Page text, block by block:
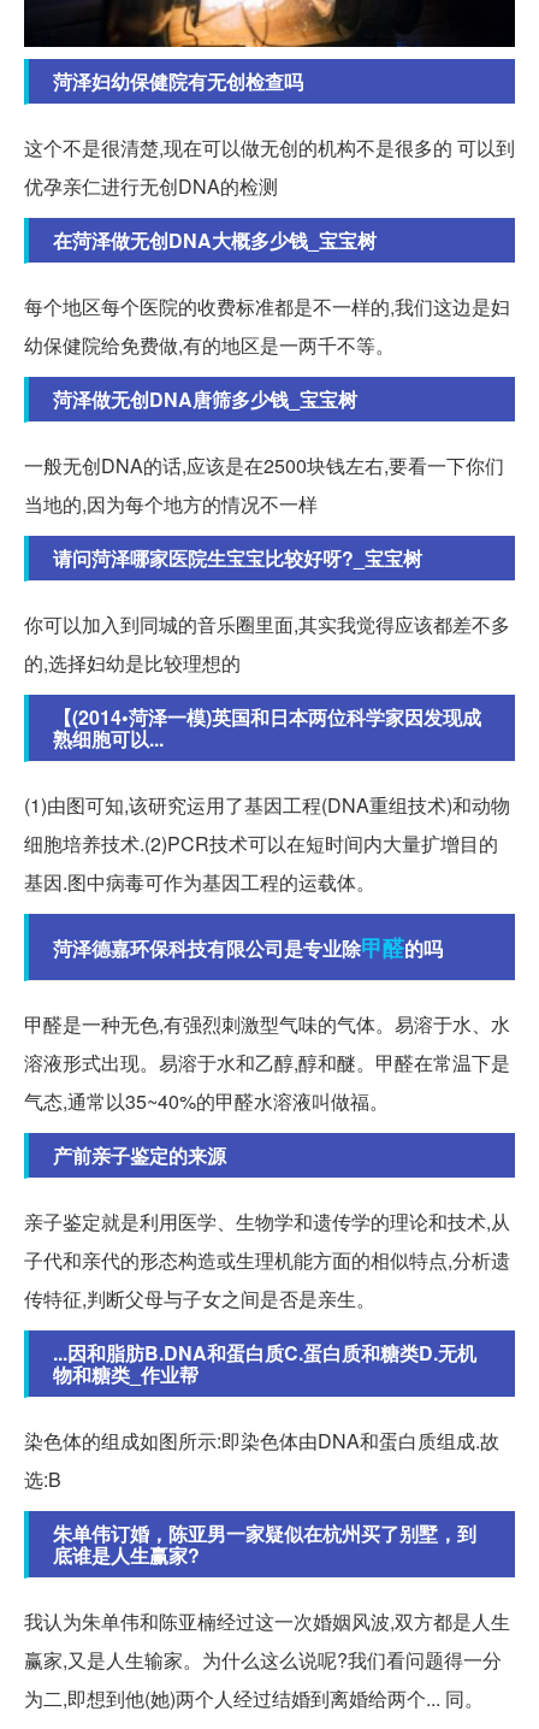
菏泽妇幼保健院有无创检查吗
这个不是很清楚,现在可以做无创的机构不是很多的 可以到
优孕亲仁进行无创DNA的检测
在菏泽做无创DNA大概多少钱_宝宝树
每个地区每个医院的收费标准都是不一样的,我们这边是妇
幼保健院给免费做,有的地区是一两千不等。
菏泽做无创DNA唐筛多少钱_宝宝树
一般无创DNA的话,应该是在2500块钱左右,要看一下你们
当地的,因为每个地方的情况不一样
请问菏泽哪家医院生宝宝比较好呀?_宝宝树
你可以加入到同城的音乐圈里面,其实我觉得应该都差不多
的,选择妇幼是比较理想的
【(2014•菏泽一模)英国和日本两位科学家因发现成
熟细胞可以...
(1)由图可知,该研究运用了基因工程(DNA重组技术)和动物
细胞培养技术.(2)PCR技术可以在短时间内大量扩增目的
基因.图中病毒可作为基因工程的运载体。
菏泽德嘉环保科技有限公司是专业除甲醛的吗
甲醛是一种无色,有强烈刺激型气味的气体。易溶于水、水
溶液形式出现。易溶于水和乙醇,醇和醚。甲醛在常温下是
气态,通常以35~40%的甲醛水溶液叫做福。
产前亲子鉴定的来源
亲子鉴定就是利用医学、生物学和遗传学的理论和技术,从
子代和亲代的形态构造或生理机能方面的相似特点,分析遗
传特征,判断父母与子女之间是否是亲生。
...因和脂肪B.DNA和蛋白质C.蛋白质和糖类D.无机
物和糖类_作业帮
染色体的组成如图所示:即染色体由DNA和蛋白质组成.故
选:B
朱单伟订婚，陈亚男一家疑似在杭州买了别墅，到
底谁是人生赢家?
我认为朱单伟和陈亚楠经过这一次婚姻风波,双方都是人生
赢家,又是人生输家。为什么这么说呢?我们看问题得一分
为二,即想到他(她)两个人经过结婚到离婚给两个... 同。